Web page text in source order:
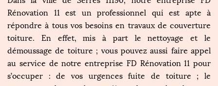
Rénovation 11 est un professionnel qui est apte à
répondre à tous vos besoins en travaux de couverture
toiture. En effet, mis à part le nettoyage et le
démoussage de toiture ; vous pouvez aussi faire appel
au service de notre entreprise FD Rénovation 11 pour
s’occuper : de vos urgences fuite de toiture ; le